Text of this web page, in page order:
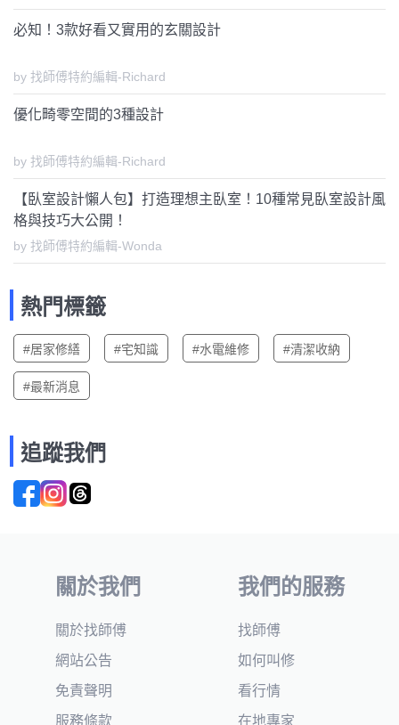
必知！3款好看又實用的玄關設計
by 找師傅特約編輯-Richard
優化畸零空間的3種設計
by 找師傅特約編輯-Richard
【臥室設計懶人包】打造理想主臥室！10種常見臥室設計風
格與技巧大公開！
by 找師傅特約編輯-Wonda
熱門標籤
#居家修繕 #宅知識 #水電維修 #清潔收納
#最新消息
追蹤我們
關於我們
關於找師傅
網站公告
免責聲明
服務條款
我們的服務
找師傅
如何叫修
看行情
在地專家